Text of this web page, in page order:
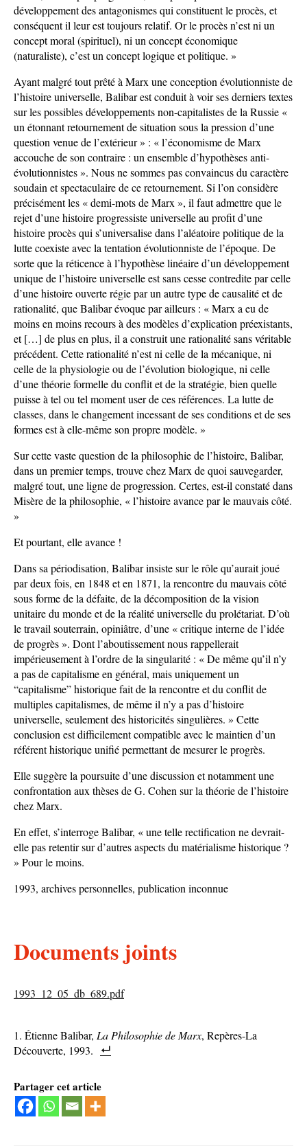
développement des antagonismes qui constituent le procès, et
conséquent il leur est toujours relatif. Or le procès n’est ni un
concept moral (spirituel), ni un concept économique
(naturaliste), c’est un concept logique et politique. »
Ayant malgré tout prêté à Marx une conception évolutionniste de
l’histoire universelle, Balibar est conduit à voir ses derniers textes
sur les possibles développements non-capitalistes de la Russie «
un étonnant retournement de situation sous la pression d’une
question venue de l’extérieur » : « l’économisme de Marx
accouche de son contraire : un ensemble d’hypothèses anti-
évolutionnistes ». Nous ne sommes pas convaincus du caractère
soudain et spectaculaire de ce retournement. Si l’on considère
précisément les « demi-mots de Marx », il faut admettre que le
rejet d’une histoire progressiste universelle au profit d’une
histoire procès qui s’universalise dans l’aléatoire politique de la
lutte coexiste avec la tentation évolutionniste de l’époque. De
sorte que la réticence à l’hypothèse linéaire d’un développement
unique de l’histoire universelle est sans cesse contredite par celle
d’une histoire ouverte régie par un autre type de causalité et de
rationalité, que Balibar évoque par ailleurs : « Marx a eu de
moins en moins recours à des modèles d’explication préexistants,
et […] de plus en plus, il a construit une rationalité sans véritable
précédent. Cette rationalité n’est ni celle de la mécanique, ni
celle de la physiologie ou de l’évolution biologique, ni celle
d’une théorie formelle du conflit et de la stratégie, bien quelle
puisse à tel ou tel moment user de ces références. La lutte de
classes, dans le changement incessant de ses conditions et de ses
formes est à elle-même son propre modèle. »
Sur cette vaste question de la philosophie de l’histoire, Balibar,
dans un premier temps, trouve chez Marx de quoi sauvegarder,
malgré tout, une ligne de progression. Certes, est-il constaté dans
Misère de la philosophie, « l’histoire avance par le mauvais côté.
»
Et pourtant, elle avance !
Dans sa périodisation, Balibar insiste sur le rôle qu’aurait joué
par deux fois, en 1848 et en 1871, la rencontre du mauvais côté
sous forme de la défaite, de la décomposition de la vision
unitaire du monde et de la réalité universelle du prolétariat. D’où
le travail souterrain, opiniâtre, d’une « critique interne de l’idée
de progrès ». Dont l’aboutissement nous rappellerait
impérieusement à l’ordre de la singularité : « De même qu’il n’y
a pas de capitalisme en général, mais uniquement un
“capitalisme” historique fait de la rencontre et du conflit de
multiples capitalismes, de même il n’y a pas d’histoire
universelle, seulement des historicités singulières. » Cette
conclusion est difficilement compatible avec le maintien d’un
référent historique unifié permettant de mesurer le progrès.
Elle suggère la poursuite d’une discussion et notamment une
confrontation aux thèses de G. Cohen sur la théorie de l’histoire
chez Marx.
En effet, s’interroge Balibar, « une telle rectification ne devrait-
elle pas retentir sur d’autres aspects du matérialisme historique ?
» Pour le moins.
1993, archives personnelles, publication inconnue
Documents joints
1993_12_05_db_689.pdf
Étienne Balibar, La Philosophie de Marx, Repères-La
Découverte, 1993.
Partager cet article